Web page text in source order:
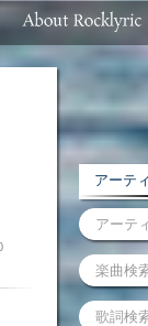
アーテ